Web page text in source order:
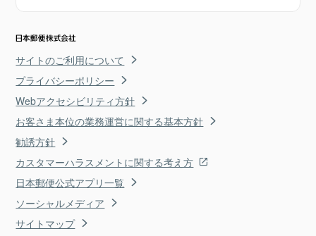
サイトのご利用について
プライバシーポリシー
Webアクセシビリティ方針
お客さま本位の業務運営に関する基本方針
勧誘方針
カスタマーハラスメントに関する考え方
日本郵便公式アプリ一覧
ソーシャルメディア
サイトマップ